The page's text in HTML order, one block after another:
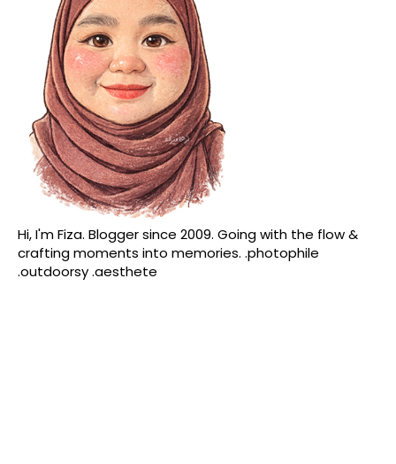
Hi, I'm Fiza. Blogger since 2009. Going with the flow &
crafting moments into memories. .photophile
.outdoorsy .aesthete